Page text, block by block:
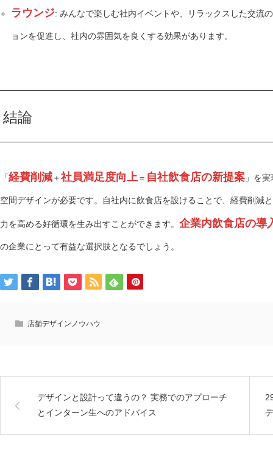
ラウンジ: みんなで楽しむ社内イベントや、リラックスした交流
ョンを促進し、社内の雰囲気を良くする効果があります。
結論
「経費削減＋社員満足度向上 ＝ 自社飲食店の新提案 」を
空間デザインが必要です。自社内に飲食店を設けることで、経費削減
力を高める好循環を生み出すことができます。 企業内飲食店の導
の企業にとって有益な選択肢となるでしょう。
店舗デザインノウハウ
デザインと設計って違うの？ 実務でのアプローチ
とインターン生へのアドバイス